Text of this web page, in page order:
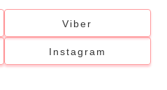
Viber
Instagram